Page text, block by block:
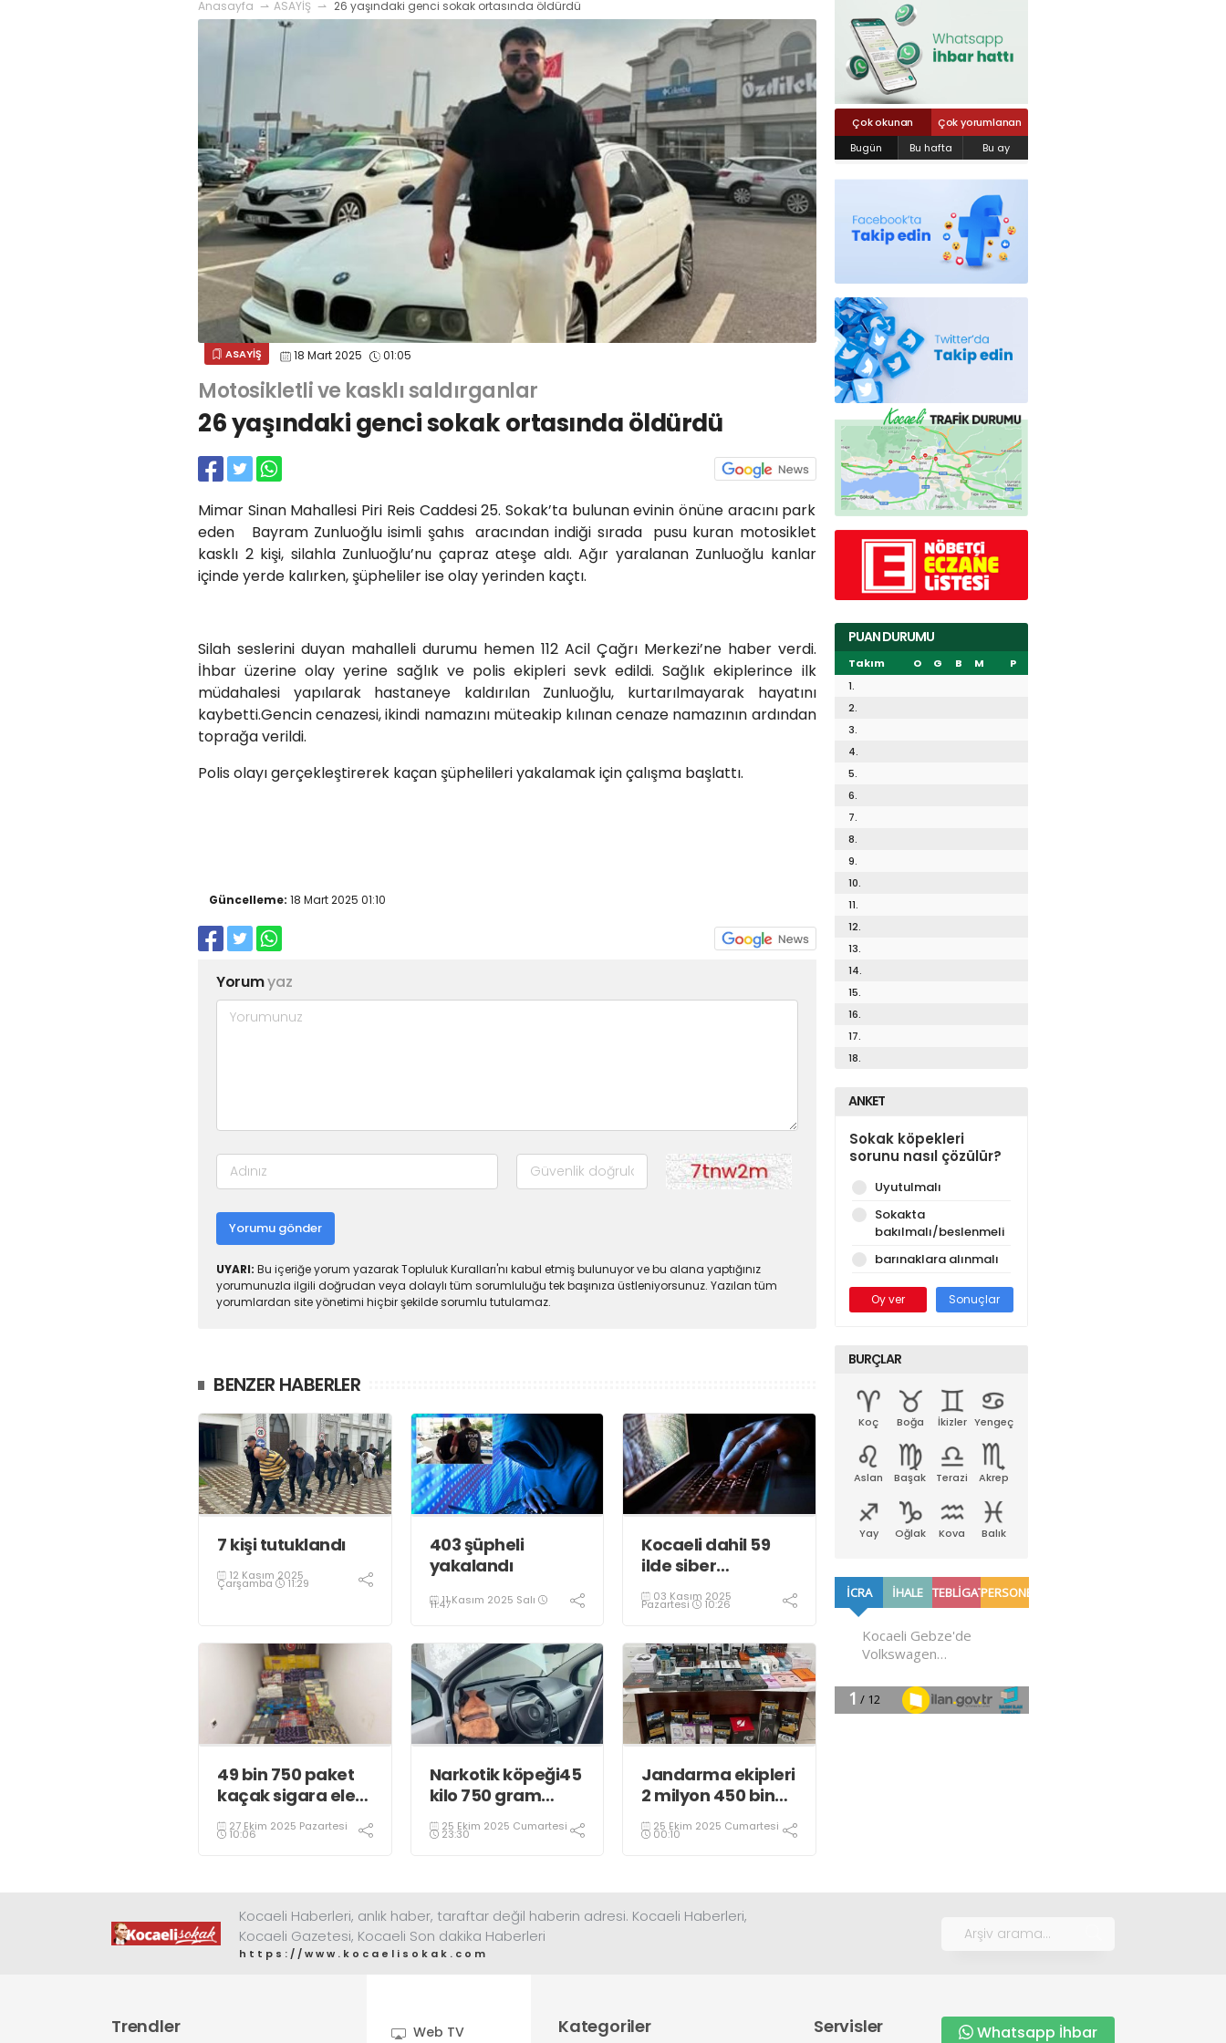
Anasayfa ASAYİŞ 26 yaşındaki genci sokak ortasında öldürdü
ASAYİŞ 18 Mart 2025 01:05
Motosikletli ve kasklı saldırganlar
26 yaşındaki genci sokak ortasında öldürdü
Mimar Sinan Mahallesi Piri Reis Caddesi 25. Sokak’ta bulunan evinin önüne aracını park
eden Bayram Zunluoğlu isimli şahıs aracından indiği sırada pusu kuran motosiklet
kasklı 2 kişi, silahla Zunluoğlu’nu çapraz ateşe aldı. Ağır yaralanan Zunluoğlu kanlar
içinde yerde kalırken, şüpheliler ise olay yerinden kaçtı.
Silah seslerini duyan mahalleli durumu hemen 112 Acil Çağrı Merkezi’ne haber verdi.
İhbar üzerine olay yerine sağlık ve polis ekipleri sevk edildi. Sağlık ekiplerince ilk
müdahalesi yapılarak hastaneye kaldırılan Zunluoğlu, kurtarılmayarak hayatını
kaybetti.Gencin cenazesi, ikindi namazını müteakip kılınan cenaze namazının ardından
toprağa verildi.
Polis olayı gerçekleştirerek kaçan şüphelileri yakalamak için çalışma başlattı.
Güncelleme: 18 Mart 2025 01:10
Yorumyaz
Yorumu gönder
UYARI: Bu içeriğe yorum yazarak Topluluk Kuralları'nı kabul etmiş bulunuyor ve bu alana yaptığınız
yorumunuzla ilgili doğrudan veya dolaylı tüm sorumluluğu tek başınıza üstleniyorsunuz. Yazılan tüm
yorumlardan site yönetimi hiçbir şekilde sorumlu tutulamaz.
BENZER HABERLER
7 kişi tutuklandı
12 Kasım 2025
Çarşamba 11:29
403 şüpheli
yakalandı
11 Kasım 2025 Salı
11:47
Kocaeli dahil 59
ilde siber
dolandırıcılık
operasyonu
03 Kasım 2025
Pazartesi 10:26
49 bin 750 paket
kaçak sigara ele
geçirildi
27 Ekim 2025 Pazartesi
10:06
Narkotik köpeği45
kilo 750 gram
eroin buldu
25 Ekim 2025 Cumartesi
23:30
Jandarma ekipleri
2 milyon 450 bin
TL’lik kaçak ürün
ele geçirdi
25 Ekim 2025 Cumartesi
00:10
Çok okunan
Çok yorumlanan
Bugün
Bu hafta Bu ay
PUAN DURUMU
Takım O G B M
P
1.
2.
3.
4.
5.
6.
7.
8.
9.
10.
11.
12.
13.
14.
15.
16.
17.
18.
ANKET
Sokak köpekleri
sorunu nasıl çözülür?
Uyutulmalı
Sokakta
bakılmalı/beslenmeli
barınaklara alınmalı
Oy ver Sonuçlar
BURÇLAR
Koç Boğa İkizler Yengeç
Aslan Başak Terazi Akrep
Yay Oğlak Kova Balık
Kocaeli Haberleri, anlık haber, taraftar değil haberin adresi. Kocaeli Haberleri,
Kocaeli Gazetesi, Kocaeli Son dakika Haberleri
https://www.kocaelisokak.com
Trendler Web TV Kategoriler Servisler Whatsapp İhbar
Yahya Kaptan Mahallesi Akkavaklar
Caddesi No:17/4 İzmit-KOCAELİ